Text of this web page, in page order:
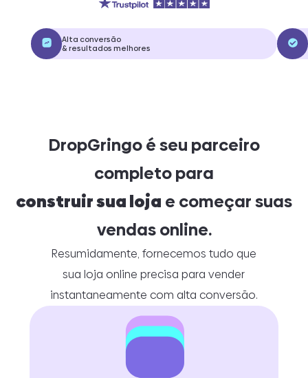
Alta conversão
& resultados melhores
DropGringo é seu parceiro
completo para
construir sua loja e começar suas
vendas online.
Resumidamente, fornecemos tudo que
sua loja online precisa para vender
instantaneamente com alta conversão.